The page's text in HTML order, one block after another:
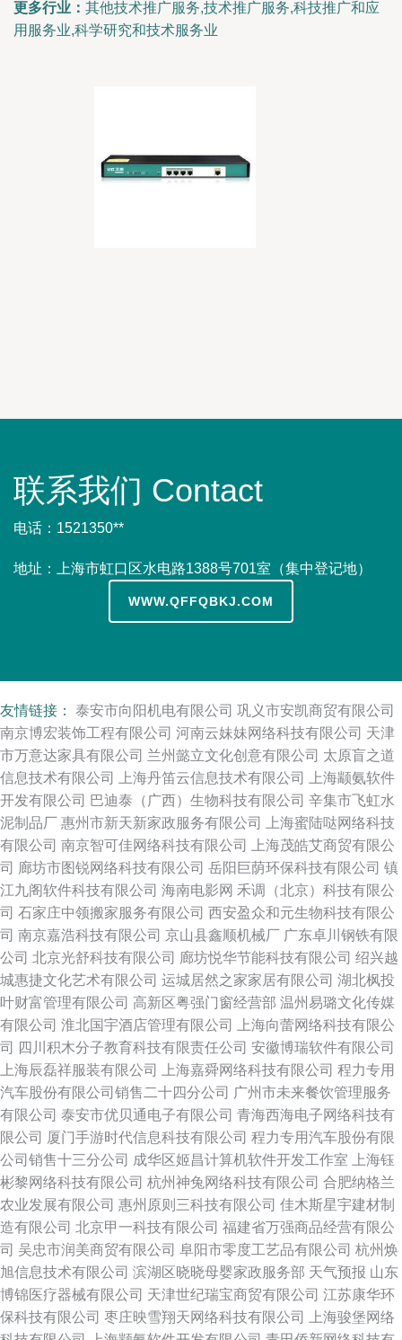
更多行业： 其他技术推广服务,技术推广服务,科技推广和应
用服务业,科学研究和技术服务业
联系我们 Contact
电话：1521350**
地址：上海市虹口区水电路1388号701室（集中登记地）
WWW.QFFQBKJ.COM
友情链接： 泰安市向阳机电有限公司 巩义市安凯商贸有限公司
南京博宏装饰工程有限公司 河南云妹妹网络科技有限公司 天津
市万意达家具有限公司 兰州懿立文化创意有限公司 太原盲之道
信息技术有限公司
上海丹笛云信息技术有限公司
上海颛氨软件
开发有限公司 巴迪泰（广西）生物科技有限公司 辛集市飞虹水
泥制品厂 惠州市新天新家政服务有限公司
上海蜜陆哒网络科技
有限公司 南京智可佳网络科技有限公司
上海茂皓艾商贸有限公
司 廊坊市图锐网络科技有限公司 岳阳巨荫环保科技有限公司 镇
江九阁软件科技有限公司 海南电影网 禾调（北京）科技有限公
司 石家庄中领搬家服务有限公司 西安盈众和元生物科技有限公
司 南京嘉浩科技有限公司 京山县鑫顺机械厂 广东卓川钢铁有限
公司 北京光舒科技有限公司 廊坊悦华节能科技有限公司 绍兴越
城惠捷文化艺术有限公司 运城居然之家家居有限公司 湖北枫投
叶财富管理有限公司 高新区粤强门窗经营部 温州易璐文化传媒
有限公司 淮北国宇酒店管理有限公司
上海向蕾网络科技有限公
司
四川积木分子教育科技有限责任公司 安徽博瑞软件有限公司
上海辰磊祥服装有限公司
上海嘉舜网络科技有限公司 程力专用
汽车股份有限公司销售二十四分公司 广州市未来餐饮管理服务
有限公司 泰安市优贝通电子有限公司 青海西海电子网络科技有
限公司 厦门手游时代信息科技有限公司 程力专用汽车股份有限
公司销售十三分公司 成华区姬昌计算机软件开发工作室
上海钰
彬黎网络科技有限公司 杭州神兔网络科技有限公司 合肥纳格兰
农业发展有限公司 惠州原则三科技有限公司 佳木斯星宇建材制
造有限公司 北京甲一科技有限公司 福建省万强商品经营有限公
司 吴忠市润美商贸有限公司 阜阳市零度工艺品有限公司 杭州焕
旭信息技术有限公司 滨湖区晓晓母婴家政服务部 天气预报 山东
博锦医疗器械有限公司 天津世纪瑞宝商贸有限公司 江苏康华环
保科技有限公司 枣庄映雪翔天网络科技有限公司
上海骏堡网络